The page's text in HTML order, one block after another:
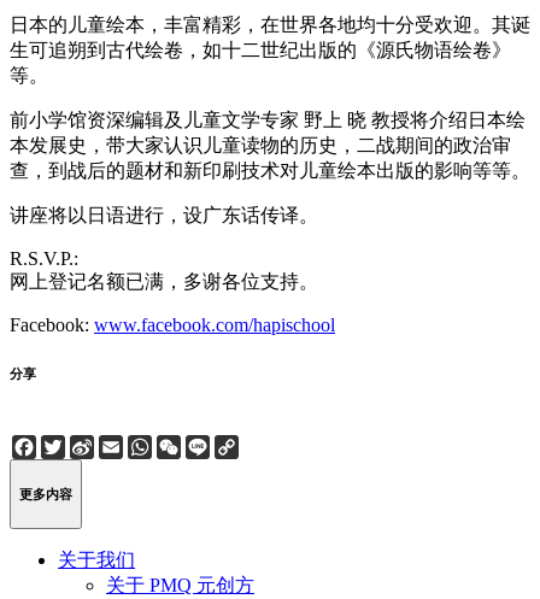
日本的儿童绘本，丰富精彩，在世界各地均十分受欢迎。其诞
生可追朔到古代绘卷，如十二世纪出版的《源氏物语绘卷》
等。
前小学馆资深编辑及儿童文学专家 野上 晓 教授将介绍日本绘
本发展史，带大家认识儿童读物的历史，二战期间的政治审
查，到战后的题材和新印刷技术对儿童绘本出版的影响等等。
讲座将以日语进行，设广东话传译。
R.S.V.P.:
网上登记名额已满，多谢各位支持。
Facebook: www.facebook.com/hapischool
分享
Facebook
Twitter
Sina
Weibo
EmailWhatsApp
WeChat
Line
更多内容
关于我们
关于 PMQ 元创方